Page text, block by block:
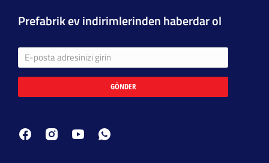
Prefabrik ev indirimlerinden haberdar ol
GÖNDER